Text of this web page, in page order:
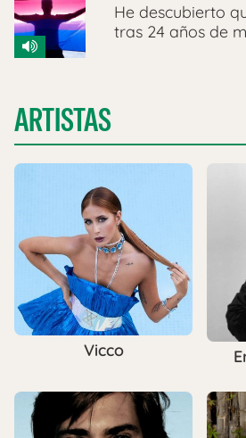
He descubierto
tras 24 años de
ARTISTAS
Vicco